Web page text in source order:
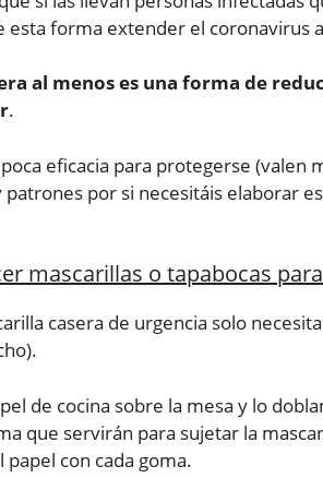
esta forma extender el coronavirus
al menos es una forma de
.
eficacia para protegerse (valen
por si necesitáis elaborar
mascarillas o tapabocas
casera de urgencia solo
de cocina sobre la mesa y lo
que servirán para sujetar la
con cada goma.